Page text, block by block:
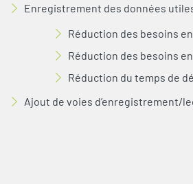
Enregistrement des données
Réduction des besoins
Réduction des besoins
Réduction du temps de
Ajout de voies d’enregistrement/